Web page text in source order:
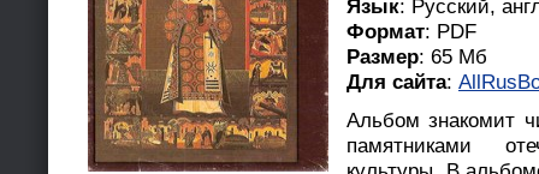
Язык: Русский,
Формат: PDF
Размер: 65 Мб
Для сайта:
Альбом знакомит
памятниками